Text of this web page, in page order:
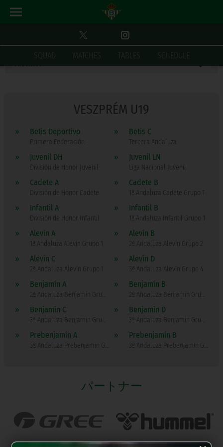
SQUAD MATCHES TABLES SCHEDULE
ALEVÍN A
VESZPRÉM U19
» Betis Deportivo
Primera Federación
» Betis C
Tercera Andaluza
» Juvenil DH
División de Honor Juvenil
» Juvenil LN
Liga Nacional Juvenil
» Cadete A
División de Honor Cadete
» Cadete B
1ª Andaluza Cadete Grupo 1
» Infantil A
División de Honor Infantil
» Infantil B
1ª Andaluza Infantil Grupo 1
» Alevín A
1ª Andaluza Alevín Grupo 1
» Alevín B
2ª Andaluza Alevín Grupo 2
» Alevín C
2ª Andaluza Alevín Grupo 1
» Alevín D
3ª Andaluza Alevín Grupo 4
» Benjamín A
2ª Andaluza Benjamin Grupo 2
» Benjamín B
2ª Andaluza Benjamin Grupo 1
» Benjamín C
3ª Andaluza Benjamin Grupo 1
» Benjamín D
3ª Andaluza Benjamin Grupo 4
» Prebenjamín A
3ª Andaluza Prebenjamin Grupo 2
» Prebenjamín B
3ª Andaluza Prebenjamin Grupo 1
パートナー